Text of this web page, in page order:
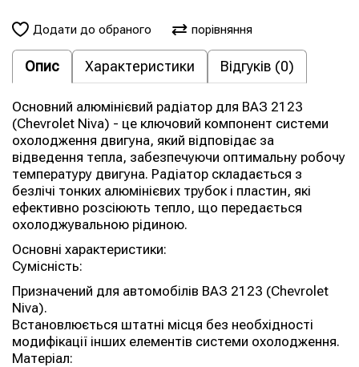
Додати до обраного порівняння
Опис Характеристики Відгуків (0)
Основний алюмінієвий радіатор для ВАЗ 2123
(Chevrolet Niva) - це ключовий компонент системи
охолодження двигуна, який відповідає за
відведення тепла, забезпечуючи оптимальну робочу
температуру двигуна. Радіатор складається з
безлічі тонких алюмінієвих трубок і пластин, які
ефективно розсіюють тепло, що передається
охолоджувальною рідиною.
Основні характеристики:
Сумісність:
Призначений для автомобілів ВАЗ 2123 (Chevrolet
Niva).
Встановлюється штатні місця без необхідності
модифікації інших елементів системи охолодження.
Матеріал: